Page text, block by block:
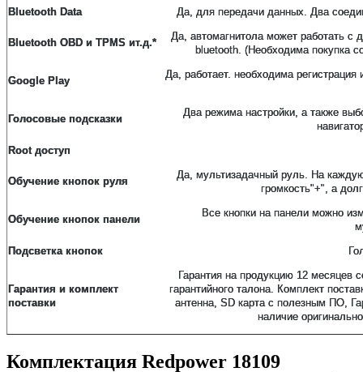
Bluetooth Data
Да, для передачи данных. Два
Bluetooth OBD и TPMS ит.д.*
Да, автомагнитола может работать с
bluetooth. (Необходима покупка
Google Play
Да, работает. необходима
Голосовые подсказки
Два режима настройки, а также
Root доступ
Обучение кнопок руля
Да, мультизадачный руль. На
громкость"+", а
Обучение кнопок панели
Все кнопки на панели можно
Подсветка кнопок
Гарантия и комплект
поставки
Гарантия на продукцию 12 месяцев
гарантийного талона. Комплект
антенна, SD карта с полезным ПО,
наличие
Комплектация Redpower 18109